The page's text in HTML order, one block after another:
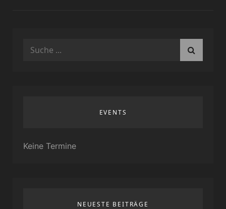
Search
EVENTS
Keine Termine
NEUESTE BEITRÄGE